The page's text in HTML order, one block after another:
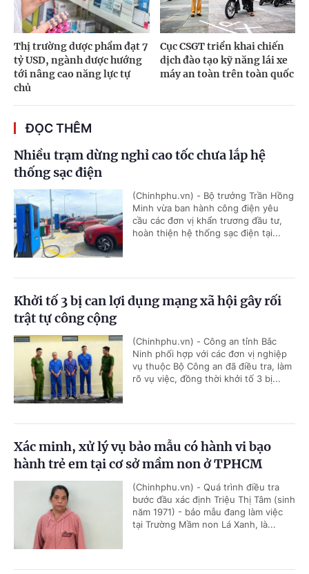
Thị trường dược phẩm đạt 7
tỷ USD, ngành dược hướng
tới nâng cao năng lực tự
chủ
Cục CSGT triển khai chiến
dịch đào tạo kỹ năng lái xe
máy an toàn trên toàn quốc
ĐỌC THÊM
Nhiều trạm dừng nghỉ cao tốc chưa lắp hệ
thống sạc điện
(Chinhphu.vn) - Bộ trưởng Trần Hồng
Minh vừa ban hành công điện yêu
cầu các đơn vị khẩn trương đầu tư,
hoàn thiện hệ thống sạc điện tại...
Khởi tố 3 bị can lợi dụng mạng xã hội gây rối
trật tự công cộng
(Chinhphu.vn) - Công an tỉnh Bắc
Ninh phối hợp với các đơn vị nghiệp
vụ thuộc Bộ Công an đã điều tra, làm
rõ vụ việc, đồng thời khởi tố 3 bị...
Xác minh, xử lý vụ bảo mẫu có hành vi bạo
hành trẻ em tại cơ sở mầm non ở TPHCM
(Chinhphu.vn) - Quá trình điều tra
bước đầu xác định Triệu Thị Tâm (sinh
năm 1971) - bảo mẫu đang làm việc
tại Trường Mầm non Lá Xanh, là...